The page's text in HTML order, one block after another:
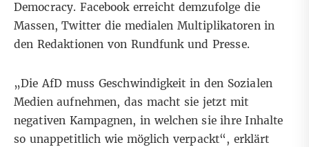
Democracy. Facebook erreicht demzufolge die
Massen, Twitter die medialen Multiplikatoren in
den Redaktionen von Rundfunk und Presse.
„Die AfD muss Geschwindigkeit in den Sozialen
Medien aufnehmen, das macht sie jetzt mit
negativen Kampagnen, in welchen sie ihre Inhalte
so unappetitlich wie möglich verpackt“, erklärt